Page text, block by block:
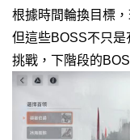
根據時間輪換目標，
但這些BOSS不只是
挑戰， 下階段的